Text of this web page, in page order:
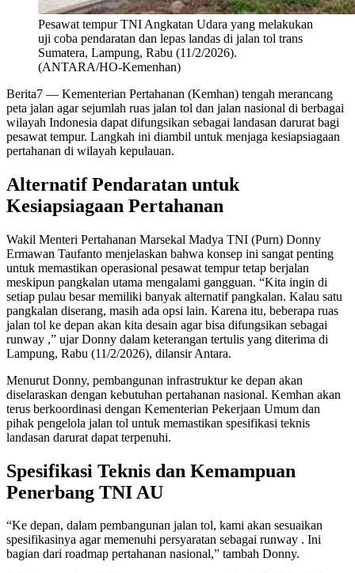
Pesawat tempur TNI Angkatan Udara yang melakukan
uji coba pendaratan dan lepas landas di jalan tol trans
Sumatera, Lampung, Rabu (11/2/2026).
(ANTARA/HO-Kemenhan)
Berita7 — Kementerian Pertahanan (Kemhan) tengah merancang
peta jalan agar sejumlah ruas jalan tol dan jalan nasional di berbagai
wilayah Indonesia dapat difungsikan sebagai landasan darurat bagi
pesawat tempur. Langkah ini diambil untuk menjaga kesiapsiagaan
pertahanan di wilayah kepulauan.
Alternatif Pendaratan untuk
Kesiapsiagaan Pertahanan
Wakil Menteri Pertahanan Marsekal Madya TNI (Purn) Donny
Ermawan Taufanto menjelaskan bahwa konsep ini sangat penting
untuk memastikan operasional pesawat tempur tetap berjalan
meskipun pangkalan utama mengalami gangguan. “Kita ingin di
setiap pulau besar memiliki banyak alternatif pangkalan. Kalau satu
pangkalan diserang, masih ada opsi lain. Karena itu, beberapa ruas
jalan tol ke depan akan kita desain agar bisa difungsikan sebagai
runway ,” ujar Donny dalam keterangan tertulis yang diterima di
Lampung, Rabu (11/2/2026), dilansir Antara.
Menurut Donny, pembangunan infrastruktur ke depan akan
diselaraskan dengan kebutuhan pertahanan nasional. Kemhan akan
terus berkoordinasi dengan Kementerian Pekerjaan Umum dan
pihak pengelola jalan tol untuk memastikan spesifikasi teknis
landasan darurat dapat terpenuhi.
Spesifikasi Teknis dan Kemampuan
Penerbang TNI AU
“Ke depan, dalam pembangunan jalan tol, kami akan sesuaikan
spesifikasinya agar memenuhi persyaratan sebagai runway . Ini
bagian dari roadmap pertahanan nasional,” tambah Donny.